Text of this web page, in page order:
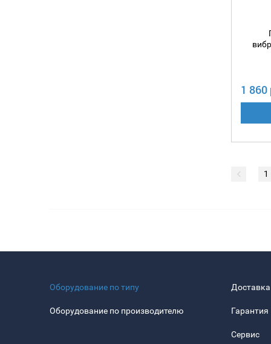
1 860
1
Оборудование по типу
Оборудование по производителю
Доставка
Гарантия
Сервис